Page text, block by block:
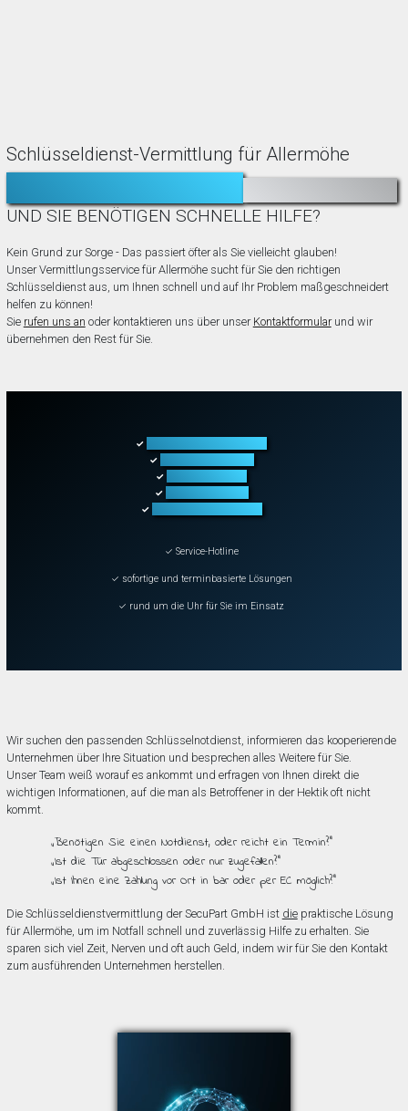
Schlüsseldienst-Vermittlung für Allermöhe
TÜR ZUGEFALLEN?
UND SIE BENÖTIGEN SCHNELLE HILFE?
Kein Grund zur Sorge - Das passiert öfter als Sie vielleicht glauben!
Unser Vermittlungsservice für Allermöhe sucht für Sie den richtigen
Schlüsseldienst aus, um Ihnen schnell und auf Ihr Problem maßgeschneidert
helfen zu können!
Sie rufen uns an oder kontaktieren uns über unser Kontaktformularund wir
übernehmen den Rest für Sie.
✓
✓
✓
✓
✓
✓ Service-Hotline
✓ sofortige und terminbasierte Lösungen
✓ rund um die Uhr für Sie im Einsatz
Wir suchen den passenden Schlüsselnotdienst, informieren das kooperierende
Unternehmen über Ihre Situation und besprechen alles Weitere für Sie.
Unser Team weiß worauf es ankommt und erfragen von Ihnen direkt die
wichtigen Informationen, auf die man als Betroffener in der Hektik oft nicht
kommt.
„Benötigen Sie einen Notdienst, oder reicht ein Termin?”
„Ist die Tür abgeschlossen oder nur zugefallen?”
„Ist Ihnen eine Zahlung vor Ort in bar oder per EC möglich?”
Die Schlüsseldienstvermittlung der SecuPart GmbH ist diepraktische Lösung
für Allermöhe, um im Notfall schnell und zuverlässig Hilfe zu erhalten. Sie
sparen sich viel Zeit, Nerven und oft auch Geld, indem wir für Sie den Kontakt
zum ausführenden Unternehmen herstellen.